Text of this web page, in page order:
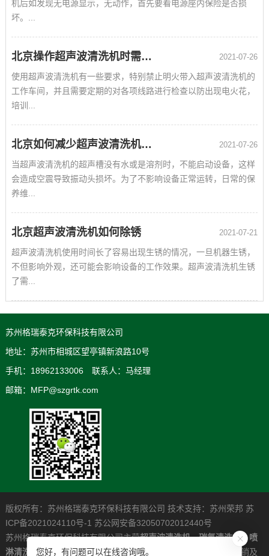
机后如发现无电源显示，无动作，首先要看电源座内保险是否损
坏。...
北京操作超声波清洗机时需要注意的事项 2021-07-26
使用超声波清洗机有一些要求，特别禁止明火带入超声波清洗机的
工作车间，并且需要定期的对各项线路进行检查以防出现电火花，
培训...
北京如何减少超声波清洗机的故障率 2021-07-26
当超声波清洗机的超声槽没有水或是溶剂时，不能启动设备，这样
会造成空震导致振动头损坏。为了不影响设备正常运转，日常的保
养维...
北京超声波清洗机如何除锈 2021-07-21
超声波清洗机使用时间长了容易出现生锈的情况，一旦机器生锈，
不但影响外观，还可能会影响设备的工作效果。超声波清洗机生锈
了需...
苏州格瑞泰克环保科技有限公司
地址：苏州市相城区望亭镇新浪路10号
手机：18962133006 联系人：马经理
邮箱：MFP@szgrtk.com
版权所有：苏州格瑞泰克环保科技有限公司 技术支持： 苏州荣邦 苏
ICP备2021024110号-1 苏公网安备32050702012440号
苏州格瑞泰克环保科技有限公司主营超声波清洗机，碳氢清洗机，喷
淋清洗机，是一家专业从事高清洁度问题解决系统的研发制造营销及
您好，有问题可以在线咨询哦。